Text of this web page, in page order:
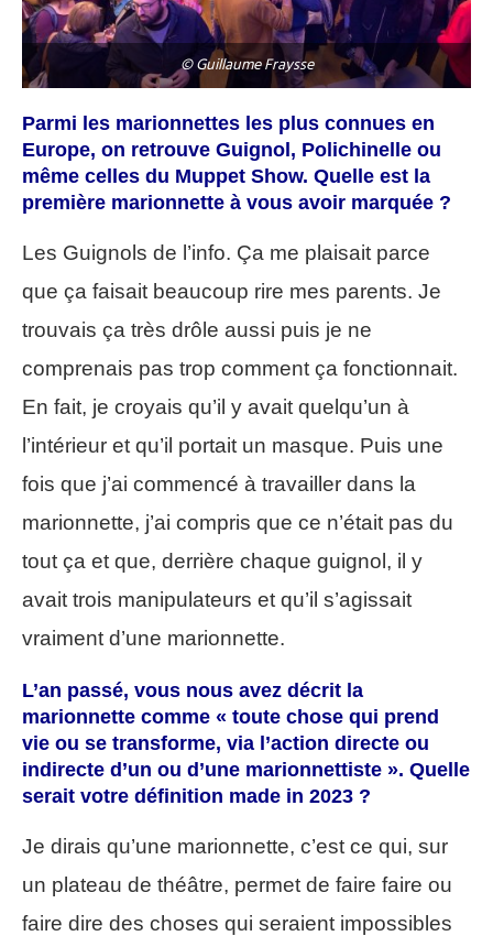
© Guillaume Fraysse
Parmi les marionnettes les plus connues en
Europe, on retrouve Guignol, Polichinelle ou
même celles du Muppet Show. Quelle est la
première marionnette à vous avoir marquée ?
Les Guignols de l’info. Ça me plaisait parce
que ça faisait beaucoup rire mes parents. Je
trouvais ça très drôle aussi puis je ne
comprenais pas trop comment ça fonctionnait.
En fait, je croyais qu’il y avait quelqu’un à
l’intérieur et qu’il portait un masque. Puis une
fois que j’ai commencé à travailler dans la
marionnette, j’ai compris que ce n’était pas du
tout ça et que, derrière chaque guignol, il y
avait trois manipulateurs et qu’il s’agissait
vraiment d’une marionnette.
L’an passé, vous nous avez décrit la
marionnette comme « toute chose qui prend
vie ou se transforme, via l’action directe ou
indirecte d’un ou d’une marionnettiste ». Quelle
serait votre définition made in 2023 ?
Je dirais qu’une marionnette, c’est ce qui, sur
un plateau de théâtre, permet de faire faire ou
faire dire des choses qui seraient impossibles